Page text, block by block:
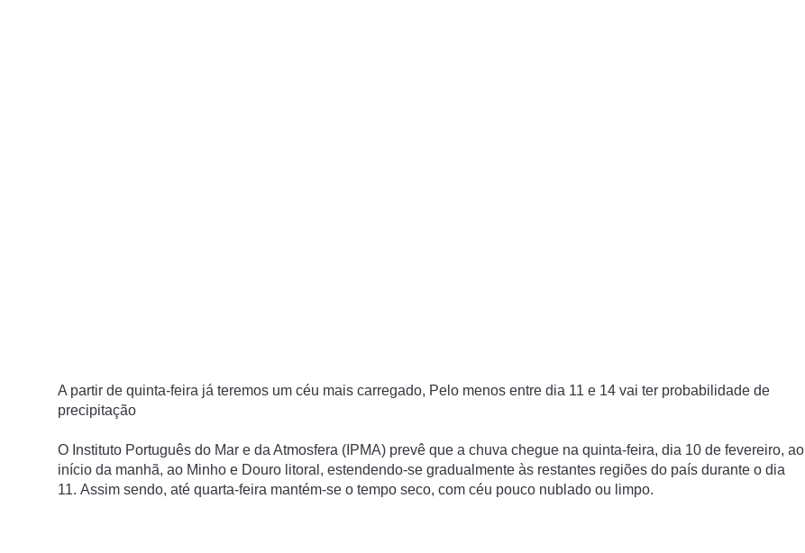
A partir de quinta-feira já teremos um céu mais carregado, Pelo menos entre dia 11 e 14 vai ter probabilidade de
precipitação
O Instituto Português do Mar e da Atmosfera (IPMA) prevê que a chuva chegue na quinta-feira, dia 10 de fevereiro, ao
início da manhã, ao Minho e Douro litoral, estendendo-se gradualmente às restantes regiões do país durante o dia
11. Assim sendo, até quarta-feira mantém-se o tempo seco, com céu pouco nublado ou limpo.